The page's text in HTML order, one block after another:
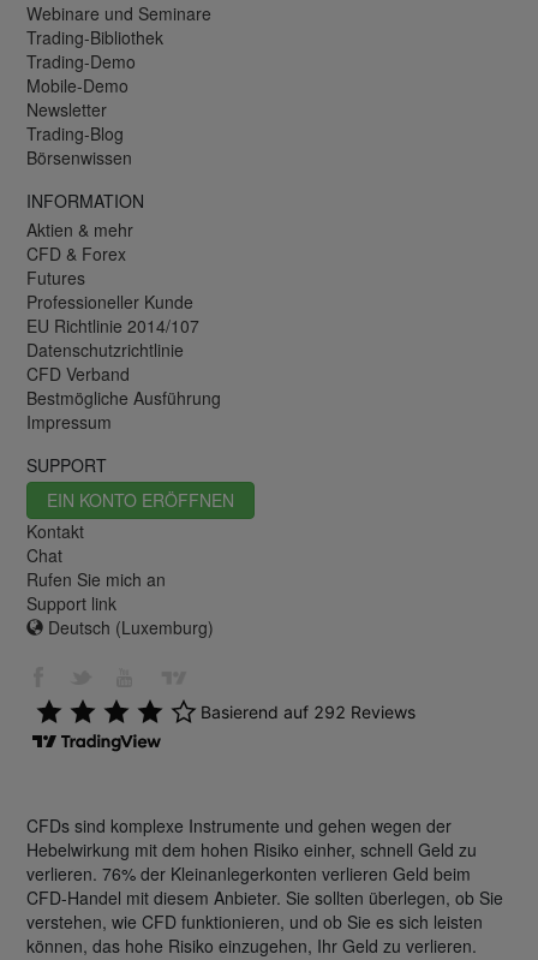
Webinare und Seminare
Trading-Bibliothek
Trading-Demo
Mobile-Demo
Newsletter
Trading-Blog
Börsenwissen
INFORMATION
Aktien & mehr
CFD & Forex
Futures
Professioneller Kunde
EU Richtlinie 2014/107
Datenschutzrichtlinie
CFD Verband
Bestmögliche Ausführung
Impressum
SUPPORT
EIN KONTO ERÖFFNEN
Kontakt
Chat
Rufen Sie mich an
Support link
Deutsch (Luxemburg)
CFDs sind komplexe Instrumente und gehen wegen der
Hebelwirkung mit dem hohen Risiko einher, schnell Geld zu
verlieren. 76% der Kleinanlegerkonten verlieren Geld beim
CFD-Handel mit diesem Anbieter. Sie sollten überlegen, ob Sie
verstehen, wie CFD funktionieren, und ob Sie es sich leisten
können, das hohe Risiko einzugehen, Ihr Geld zu verlieren.